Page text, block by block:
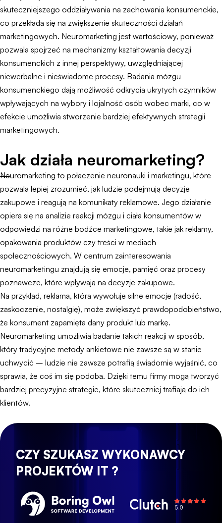
skuteczniejszego oddziaływania na zachowania konsumenckie,
co przekłada się na zwiększenie skuteczności działań
marketingowych. Neuromarketing jest wartościowy, ponieważ
pozwala spojrzeć na mechanizmy kształtowania decyzji
konsumenckich z innej perspektywy, uwzględniającej
niewerbalne i nieświadome procesy. Badania mózgu
konsumenckiego dają możliwość odkrycia ukrytych czynników
wpływających na wybory i lojalność osób wobec marki, co w
efekcie umożliwia stworzenie bardziej efektywnych strategii
marketingowych.
Jak działa neuromarketing?
Neuromarketing to połączenie neuronauki i marketingu, które
pozwala lepiej zrozumieć, jak ludzie podejmują decyzje
zakupowe i reagują na komunikaty reklamowe. Jego działanie
opiera się na analizie reakcji mózgu i ciała konsumentów w
odpowiedzi na różne bodźce marketingowe, takie jak reklamy,
opakowania produktów czy treści w mediach
społecznościowych. W centrum zainteresowania
neuromarketingu znajdują się emocje, pamięć oraz procesy
poznawcze, które wpływają na decyzje zakupowe.
Na przykład, reklama, która wywołuje silne emocje (radość,
zaskoczenie, nostalgię), może zwiększyć prawdopodobieństwo,
że konsument zapamięta dany produkt lub markę.
Neuromarketing umożliwia badanie takich reakcji w sposób,
który tradycyjne metody ankietowe nie zawsze są w stanie
uchwycić – ludzie nie zawsze potrafią świadomie wyjaśnić, co
sprawia, że coś im się podoba. Dzięki temu firmy mogą tworzyć
bardziej precyzyjne strategie, które skuteczniej trafiają do ich
klientów.
CZY SZUKASZ WYKONAWCY
PROJEKTÓW IT ?